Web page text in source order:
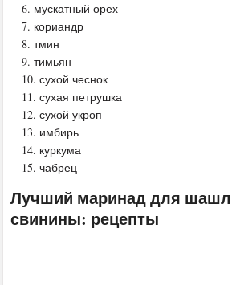
мускатный орех
кориандр
тмин
тимьян
сухой чеснок
сухая петрушка
сухой укроп
имбирь
куркума
чабрец
Лучший маринад для
свинины: рецепты